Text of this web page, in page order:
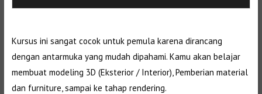
Kursus ini sangat cocok untuk pemula karena dirancang
dengan antarmuka yang mudah dipahami. Kamu akan belajar
membuat modeling 3D (Eksterior / Interior), Pemberian material
dan furniture, sampai ke tahap rendering.